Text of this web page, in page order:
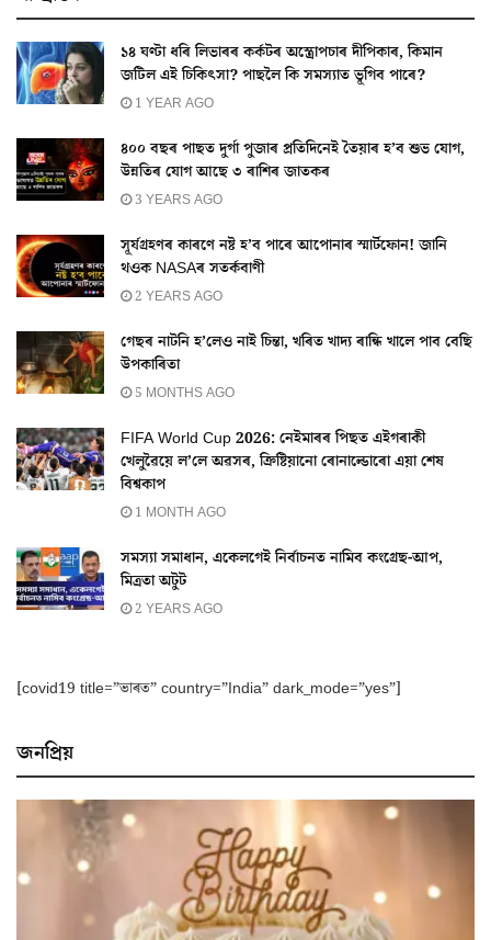
১৪ ঘণ্টা ধৰি লিভাৰৰ কৰ্কটৰ অস্ত্ৰোপচাৰ দীপিকাৰ, কিমান
জটিল এই চিকিৎসা? পাছলৈ কি সমস্যাত ভূগিব পাৰে?
1 YEAR AGO
৪০০ বছৰ পাছত দুৰ্গা পুজাৰ প্ৰতিদিনেই তৈয়াৰ হ’ব শুভ যোগ,
উন্নতিৰ যোগ আছে ৩ ৰাশিৰ জাতকৰ
3 YEARS AGO
সূৰ্যগ্ৰহণৰ কাৰণে নষ্ট হ’ব পাৰে আপোনাৰ স্মাৰ্টফোন! জানি
থওক NASAৰ সতৰ্কবাণী
2 YEARS AGO
গেছৰ নাটনি হ’লেও নাই চিন্তা, খৰিত খাদ্য ৰান্ধি খালে পাব বেছি
উপকাৰিতা
5 MONTHS AGO
FIFA World Cup 2026: নেইমাৰৰ পিছত এইগৰাকী
খেলুৱৈয়ে ল’লে অৱসৰ, ক্রিষ্টিয়ানো ৰোনাল্ডোৰো এয়া শেষ
বিশ্বকাপ
1 MONTH AGO
সমস্যা সমাধান, একেলগেই নিৰ্বাচনত নামিব কংগ্ৰেছ-আপ,
মিত্ৰতা অটুট
2 YEARS AGO
[covid19 title=”ভাৰত” country=”India” dark_mode=”yes”]
জনপ্ৰিয়